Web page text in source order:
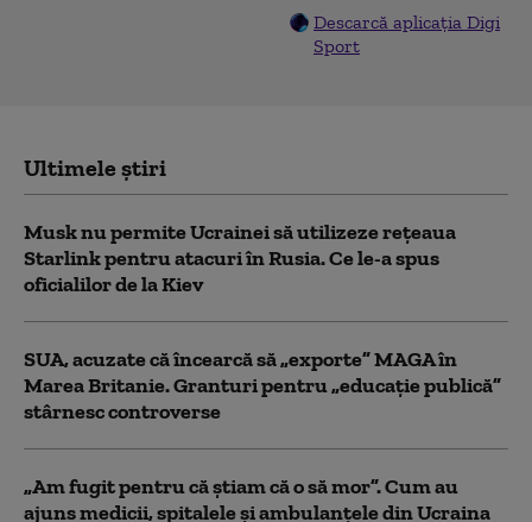
Descarcă aplicația Digi
Sport
Ultimele știri
Musk nu permite Ucrainei să utilizeze reţeaua
Starlink pentru atacuri în Rusia. Ce le-a spus
oficialilor de la Kiev
SUA, acuzate că încearcă să „exporte” MAGA în
Marea Britanie. Granturi pentru „educație publică”
stârnesc controverse
„Am fugit pentru că știam că o să mor”. Cum au
ajuns medicii, spitalele și ambulanțele din Ucraina